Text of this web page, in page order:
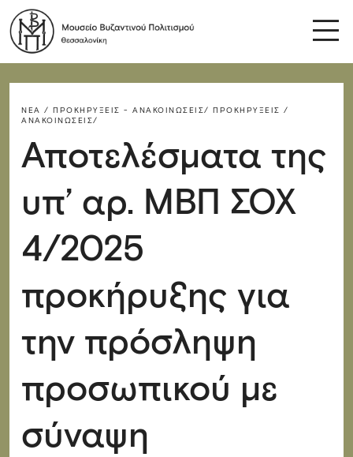
ΝΈΑ / ΠΡΟΚΗΡΎΞΕΙΣ - ΑΝΑΚΟΙΝΏΣΕΙΣ/ ΠΡΟΚΗΡΎΞΕΙΣ /
ΑΝΑΚΟΙΝΏΣΕΙΣ/
Αποτελέσματα της
υπ’ αρ. ΜΒΠ ΣΟΧ
4/2025
προκήρυξης για
την πρόσληψη
προσωπικού με
σύναψη